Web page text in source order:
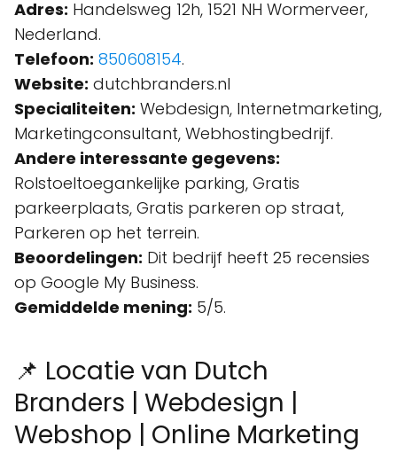
Adres: Handelsweg 12h, 1521 NH Wormerveer,
Nederland.
Telefoon: 850608154.
Website: dutchbranders.nl
Specialiteiten: Webdesign, Internetmarketing,
Marketingconsultant, Webhostingbedrijf.
Andere interessante gegevens:
Rolstoeltoegankelijke parking, Gratis
parkeerplaats, Gratis parkeren op straat,
Parkeren op het terrein.
Beoordelingen: Dit bedrijf heeft 25 recensies
op Google My Business.
Gemiddelde mening: 5/5.
📌 Locatie van Dutch
Branders | Webdesign |
Webshop | Online Marketing